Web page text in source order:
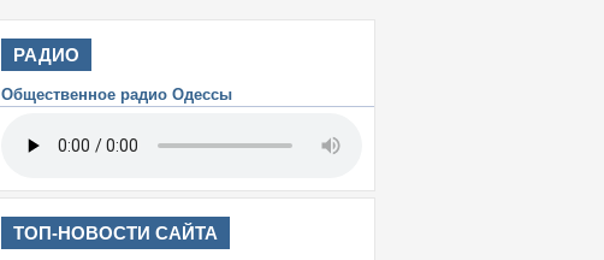
РАДИО
Общественное радио Одессы
ТОП-НОВОСТИ САЙТА